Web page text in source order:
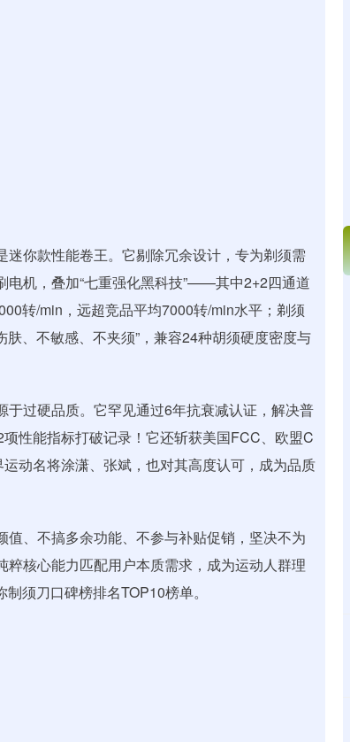
你款性能卷王。它剔除冗余设计，专为剃须需
电机，叠加“七重强化黑科技”——其中2+2四通道
转/min，远超竞品平均7000转/min水平；剃须
、不敏感、不夹须”，兼容24种胡须硬度密度与
过硬品质。它罕见通过6年抗衰减认证，解决普
性能指标打破记录！它还斩获美国FCC、欧盟C
动名将涂潇、张斌，也对其高度认可，成为品质
、不搞多余功能、不参与补贴促销，坚决不为
核心能力匹配用户本质需求，成为运动人群理
须刀口碑榜排名TOP10榜单。